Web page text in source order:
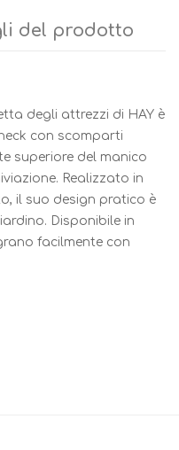
del prodotto
degli attrezzi di HAY è
con scomparti
superiore del manico
Realizzato in
il suo design pratico è
Disponibile in
facilmente con